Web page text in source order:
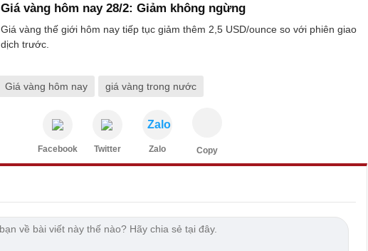
Giá vàng hôm nay 28/2: Giảm không ngừng
Giá vàng thế giới hôm nay tiếp tục giảm thêm 2,5 USD/ounce so với phiên giao
dịch trước.
Giá vàng hôm nay giá vàng trong nước
Facebook Twitter
Zalo
Zalo Copy